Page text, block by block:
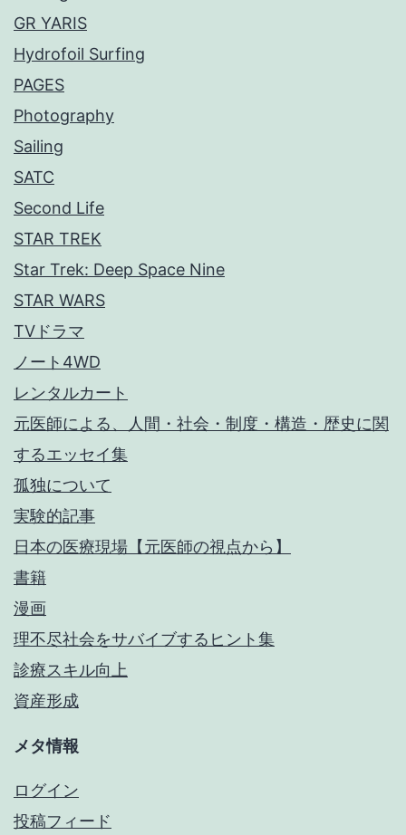
GR YARIS
Hydrofoil Surfing
PAGES
Photography
Sailing
SATC
Second Life
STAR TREK
Star Trek: Deep Space Nine
STAR WARS
TVドラマ
ノート4WD
レンタルカート
元医師による、人間・社会・制度・構造・歴史に関
するエッセイ集
孤独について
実験的記事
日本の医療現場【元医師の視点から】
書籍
漫画
理不尽社会をサバイブするヒント集
診療スキル向上
資産形成
メタ情報
ログイン
投稿フィード